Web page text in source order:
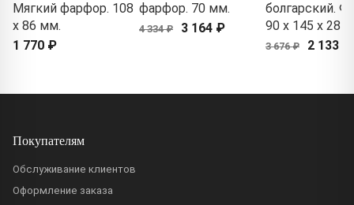
Мягкий фарфор. 108
x 86 мм.
1 770 ₽
фарфор. 70 мм.
4 334 ₽ 3 164 ₽
болгарский.
90 x 145 x 28
3 676 ₽ 2 133 ₽
Покупателям
Обслуживание клиентов
Оформление заказа